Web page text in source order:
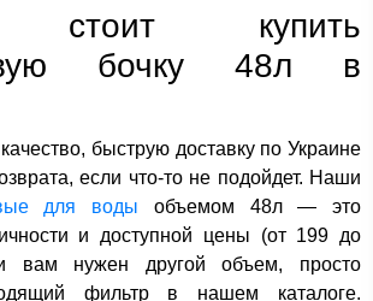
стоит купить
бочку 48л в
быструю доставку по Украине
если что-то не подойдет. Наши
для воды объемом 48л — это
и доступной цены (от 199 до
вам нужен другой объем, просто
фильтр в нашем каталоге.